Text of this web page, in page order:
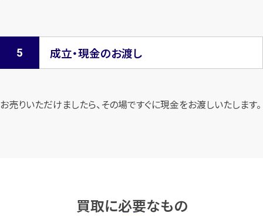
成立・現金のお渡し
お売りいただけましたら、その場ですぐに現金をお渡しいたします。
買取に必要なもの